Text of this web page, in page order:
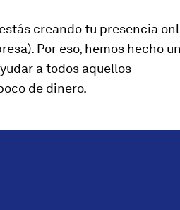
creando tu presencia
Por eso, hemos hecho
a todos aquellos
de dinero.